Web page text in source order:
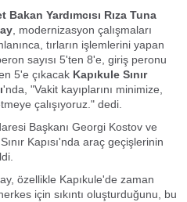
Bakan Yardımcısı Rıza Tuna
, modernizasyon çalışmaları
tırların işlemlerini yapan
sayısı 5'ten 8'e, giriş peronu
5'e çıkacak Kapıkule Sınır
'nda, "Vakit kayıplarını minimize,
çalışıyoruz." dedi.
Başkanı Georgi Kostov ve
Kapısı'nda araç geçişlerinin
özellikle Kapıkule'de zaman
için sıkıntı oluşturduğunu, bu